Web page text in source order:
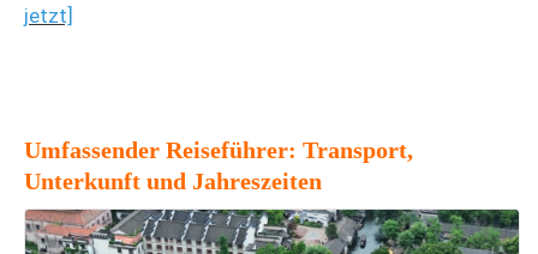
jetzt]
Umfassender Reiseführer: Transport,
Unterkunft und Jahreszeiten